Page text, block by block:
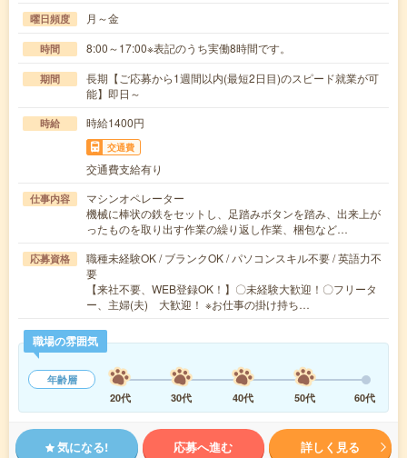
曜日頻度 月～金
時間 8:00～17:00※表記のうち実働8時間です。
期間
長期【ご応募から1週間以内(最短2日目)のスピード就業が可
能】即日～
時給 時給1400円
交通費
交通費支給有り
仕事内容
マシンオペレーター
機械に棒状の鉄をセットし、足踏みボタンを踏み、出来上が
ったものを取り出す作業の繰り返し作業、梱包など…
応募資格
職種未経験OK / ブランクOK / パソコンスキル不要 / 英語力不
要
【来社不要、WEB登録OK！】〇未経験大歓迎！〇フリータ
ー、主婦(夫) 大歓迎！ ※お仕事の掛け持ち…
職場の雰囲気
年齢層
20代
30代 40代 50代 60代
気になる! 応募へ進む 詳しく見る